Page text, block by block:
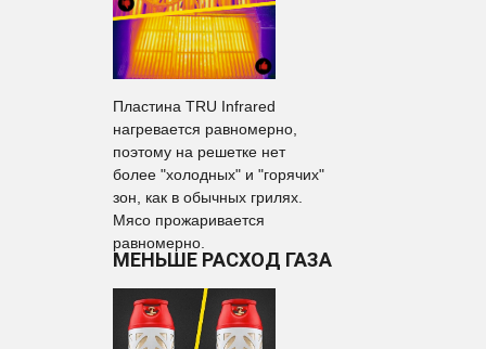
МЕНЬШЕ РАСХОД ГАЗА
Пластина TRU Infrared
нагревается равномерно,
поэтому на решетке нет
более "холодных" и "горячих"
зон, как в обычных грилях.
Мясо прожаривается
равномерно.